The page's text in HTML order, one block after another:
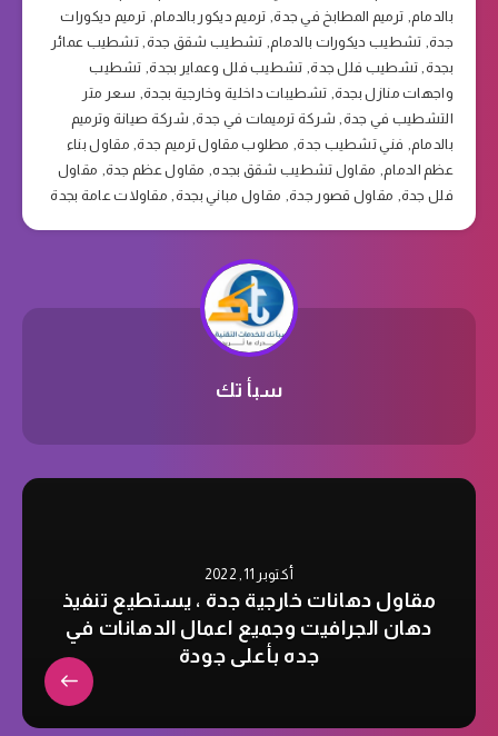
بالدمام ترميم المطابخ في جدة ترميم ديكور بالدمام ترميم ديكورات
جدة تشطيب ديكورات بالدمام تشطيب شقق جدة تشطيب عمائر
بجدة تشطيب فلل جدة تشطيب فلل وعماير بجدة تشطيب
واجهات منازل بجدة تشطيبات داخلية وخارجية بجدة سعر متر
التشطيب في جدة شركة ترميمات في جدة شركة صيانة وترميم
بالدمام
فني تشطيب جدة مطلوب مقاول ترميم جدة مقاول بناء
عظم الدمام
مقاول تشطيب شقق بجده مقاول عظم جدة مقاول
فلل جدة مقاول قصور جدة مقاول مباني بجدة مقاولات عامة بجدة
سبأ تك
أكتوبر 11, 2022
مقاول دهانات خارجية جدة ، يستطيع تنفيذ
دهان الجرافيت وجميع اعمال الدهانات في
جده بأعلى جودة